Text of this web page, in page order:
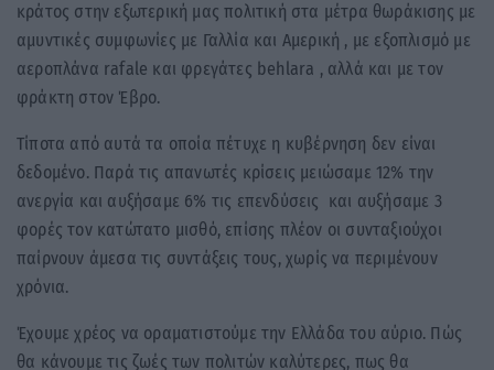
κράτος στην εξωτερική μας πολιτική στα μέτρα θωράκισης με
αμυντικές συμφωνίες με Γαλλία και Αμερική , με εξοπλισμό με
αεροπλάνα rafale και φρεγάτες behlara , αλλά και με τον
φράκτη στον Έβρο.
Τίποτα από αυτά τα οποία πέτυχε η κυβέρνηση δεν είναι
δεδομένο. Παρά τις απανωτές κρίσεις μειώσαμε 12% την
ανεργία και αυξήσαμε 6% τις επενδύσεις και αυξήσαμε 3
φορές τον κατώτατο μισθό, επίσης πλέον οι συνταξιούχοι
παίρνουν άμεσα τις συντάξεις τους, χωρίς να περιμένουν
χρόνια.
Έχουμε χρέος να οραματιστούμε την Ελλάδα του αύριο. Πώς
θα κάνουμε τις ζωές των πολιτών καλύτερες, πως θα